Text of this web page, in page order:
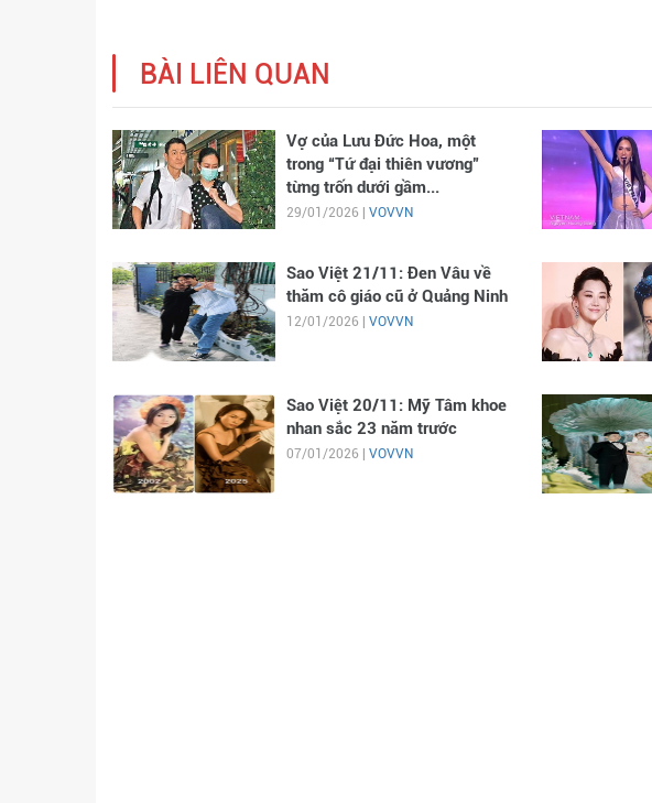
BÀI LIÊN QUAN
Vợ của Lưu Đức Hoa, một
trong “Tứ đại thiên vương”
từng trốn dưới gầm...
29/01/2026 | VOVVN
Sao Việt 21/11: Đen Vâu về
thăm cô giáo cũ ở Quảng Ninh
12/01/2026 | VOVVN
Sao Việt 20/11: Mỹ Tâm khoe
nhan sắc 23 năm trước
07/01/2026 | VOVVN